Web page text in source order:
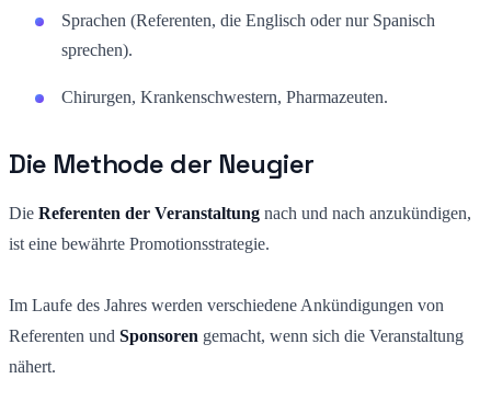
Sprachen (Referenten, die Englisch oder nur Spanisch
sprechen).
Chirurgen, Krankenschwestern, Pharmazeuten.
Die Methode der Neugier
Die Referenten der Veranstaltung nach und nach anzukündigen,
ist eine bewährte Promotionsstrategie.
Im Laufe des Jahres werden verschiedene Ankündigungen von
Referenten und Sponsoren gemacht, wenn sich die Veranstaltung
nähert.